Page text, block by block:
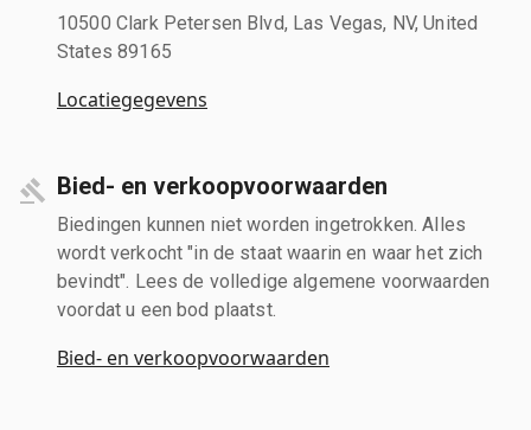
10500 Clark Petersen Blvd, Las Vegas, NV, United
States 89165
Locatiegegevens
Bied- en verkoopvoorwaarden
Biedingen kunnen niet worden ingetrokken. Alles
wordt verkocht "in de staat waarin en waar het zich
bevindt". Lees de volledige algemene voorwaarden
voordat u een bod plaatst.
Bied- en verkoopvoorwaarden